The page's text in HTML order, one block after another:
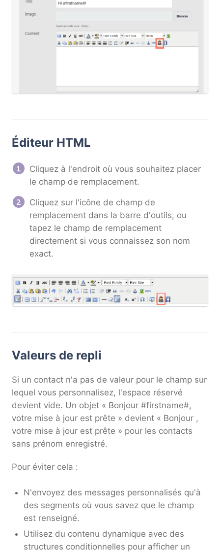
Éditeur HTML
Cliquez à l'endroit où vous souhaitez placer
le champ de remplacement.
Cliquez sur l'icône de champ de
remplacement dans la barre d'outils, ou
tapez le champ de remplacement
directement si vous connaissez son nom
exact.
Valeurs de repli
Si un contact n'a pas de valeur pour le champ sur
lequel vous personnalisez, l'espace réservé
devient vide. Un objet « Bonjour #firstname#,
votre mise à jour est prête » devient « Bonjour ,
votre mise à jour est prête » pour les contacts
sans prénom enregistré.
Pour éviter cela :
N'envoyez des messages personnalisés qu'à
des segments où vous savez que le champ
est renseigné.
Utilisez du contenu dynamique avec des
structures conditionnelles pour afficher un